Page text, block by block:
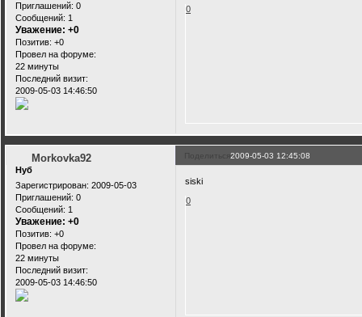
Приглашений: 0
Сообщений: 1
Уважение: +0
Позитив: +0
Провел на форуме:
22 минуты
Последний визит:
2009-05-03 14:46:50
0
Поделиться2009-05-03 12:45:08
Morkovka92
Нуб
Зарегистрирован: 2009-05-03
Приглашений: 0
Сообщений: 1
Уважение: +0
Позитив: +0
Провел на форуме:
22 минуты
Последний визит:
2009-05-03 14:46:50
siski
0